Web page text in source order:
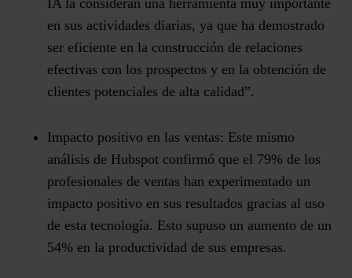
IA la consideran una herramienta muy importante
en sus actividades diarias, ya que ha demostrado
ser eficiente en la construcción de relaciones
efectivas con los prospectos y en la obtención de
clientes potenciales de alta calidad​”.
Impacto positivo en las ventas: Este mismo
análisis de Hubspot confirmó que el 79% de los
profesionales de ventas han experimentado un
impacto positivo en sus resultados gracias al uso
de esta tecnología​. Esto supuso un aumento de un
54% en la productividad de sus empresas.